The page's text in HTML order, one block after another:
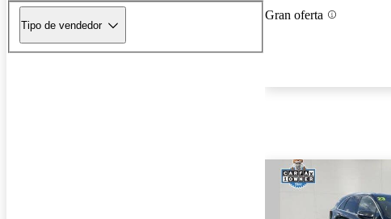
Tipo de vendedor
Gran oferta